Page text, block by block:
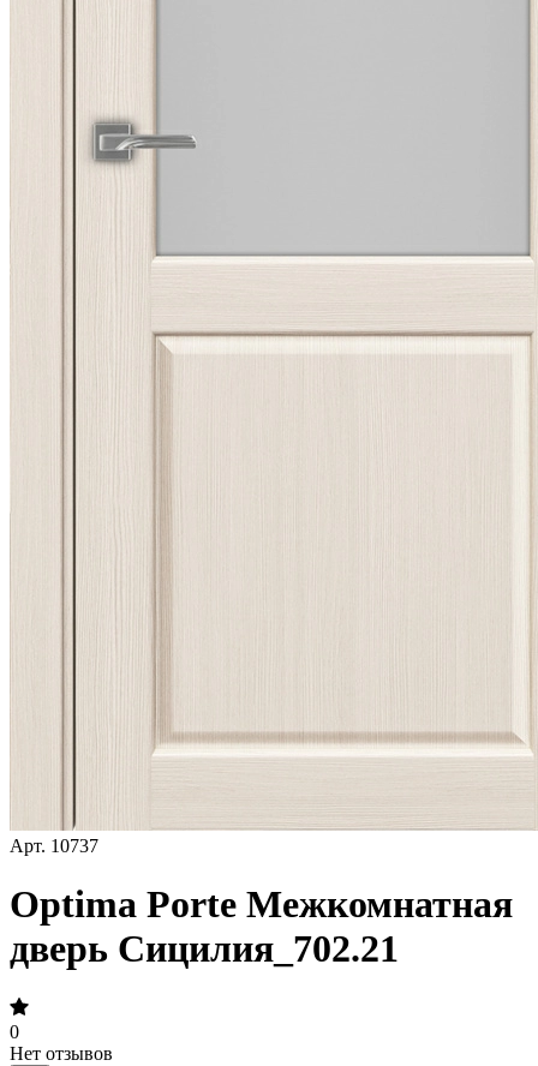
Арт. 10737
Optima Porte Межкомнатная
дверь Сицилия_702.21
0
Нет отзывов